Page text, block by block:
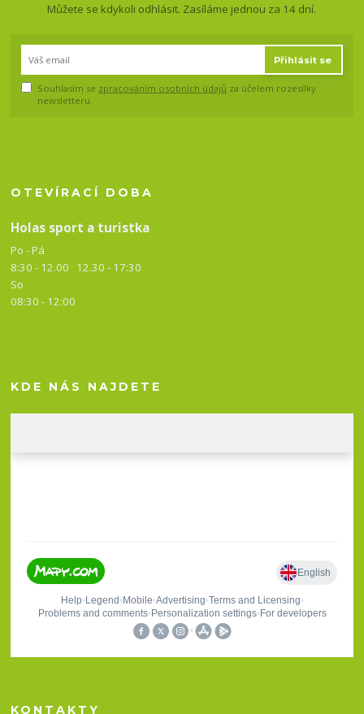
Můžete se kdykoli odhlásit. Zasíláme jednou za 14 dní.
Přihlásit se
Souhlasím se zpracováním osobních údajů za účelem rozesílky
newsletteru.
OTEVÍRACÍ DOBA
Holas sport a turistka
Po - Pá
8:30 - 12.00 12.30 - 17:30
So
08:30 - 12:00
KDE NÁS NAJDETE
KONTAKTY